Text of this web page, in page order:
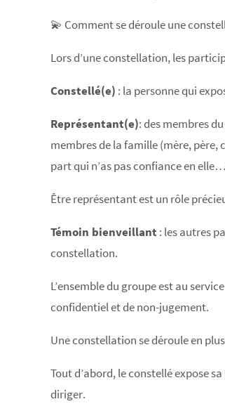
💫 Comment se déroule une
Lors d’une constellation, les
Constellé(e) : la personne qui
Représentant(e): des membres
membres de la famille (mère,
part qui n’as pas confiance en
Être représentant est un rôle
Témoin bienveillant : les autres
constellation.
L’ensemble du groupe est au
confidentiel et de non-jugement.
Une constellation se déroule en
Tout d’abord, le constellé expose
diriger.